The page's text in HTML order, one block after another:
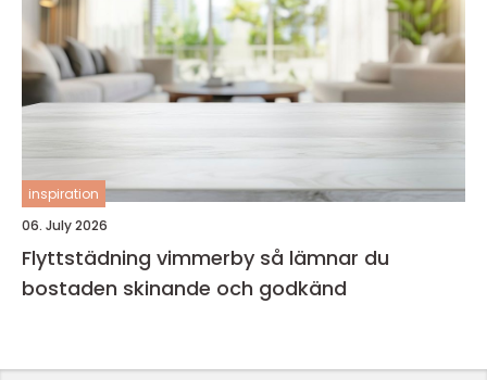
inspiration
06. July 2026
Flyttstädning vimmerby så lämnar du
bostaden skinande och godkänd